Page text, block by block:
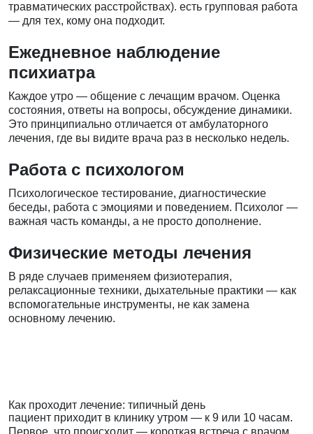
травматических расстройствах). есть групповая работа
— для тех, кому она подходит.
Ежедневное наблюдение
психиатра
Каждое утро — общение с лечащим врачом. Оценка
состояния, ответы на вопросы, обсуждение динамики.
Это принципиально отличается от амбулаторного
лечения, где вы видите врача раз в несколько недель.
Работа с психологом
Психологическое тестирование, диагностические
беседы, работа с эмоциями и поведением. Психолог —
важная часть команды, а не просто дополнение.
Физические методы лечения
В ряде случаев применяем физиотерапия,
релаксационные техники, дыхательные практики — как
вспомогательные инструменты, не как замена
основному лечению.
Как проходит лечение: типичный день
пациент приходит в клинику утром — к 9 или 10 часам.